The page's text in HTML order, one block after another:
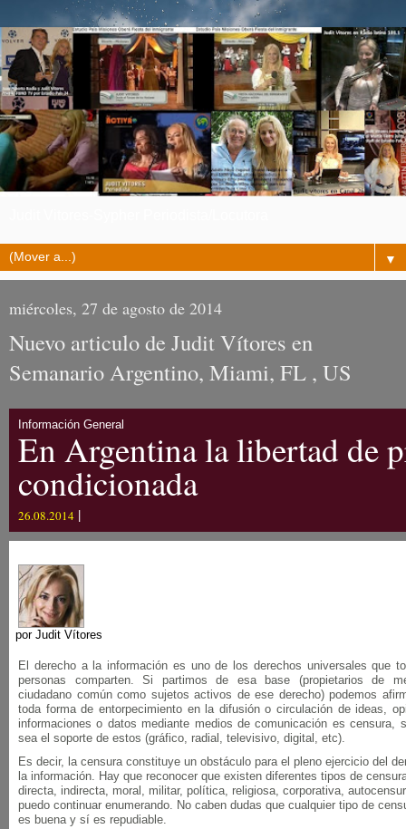
▼
miércoles, 27 de agosto de 2014
Nuevo articulo de Judit Vítores en
Semanario Argentino, Miami, FL , US
Información General
En Argentina la libertad de
condicionada
26.08.2014
por Judit Vítores
El derecho a la información es uno de los derechos universales que
personas comparten. Si partimos de esa base (propietarios de
ciudadano común como sujetos activos de ese derecho) podemos
toda forma de entorpecimiento en la difusión o circulación de ideas,
informaciones o datos mediante medios de comunicación es censura,
sea el soporte de estos (gráfico, radial, televisivo, digital, etc).
Es decir, la censura constituye un obstáculo para el pleno ejercicio del
la información. Hay que reconocer que existen diferentes tipos de
directa, indirecta, moral, militar, política, religiosa, corporativa,
puedo continuar enumerando. No caben dudas que cualquier tipo de
es buena y sí es repudiable.